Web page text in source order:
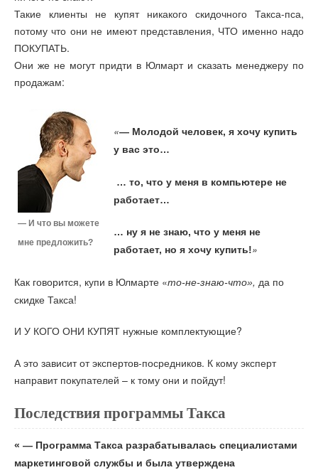
Такие клиенты не купят никакого скидочного Такса-пса,
потому что они не имеют представления, ЧТО именно надо
ПОКУПАТЬ.
Они же не могут придти в Юлмарт и сказать менеджеру по
продажам:
— И что вы можете
мне предложить?
«— Молодой человек, я хочу купить
у вас это…
… то, что у меня в компьютере не
работает…
… ну я не знаю, что у меня не
работает, но я хочу купить!»
Как говорится, купи в Юлмарте «то-не-знаю-что», да по
скидке Такса!
И У КОГО ОНИ КУПЯТ нужные комплектующие?
А это зависит от экспертов-посредников. К кому эксперт
направит покупателей – к тому они и пойдут!
Последствия программы Такса
« — Программа Такса разрабатывалась специалистами
маркетинговой службы и была утверждена